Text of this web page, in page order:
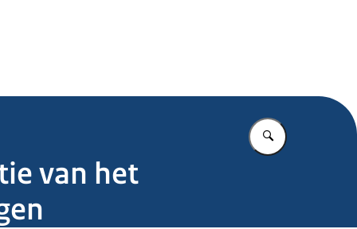
Vul in wat u
van het